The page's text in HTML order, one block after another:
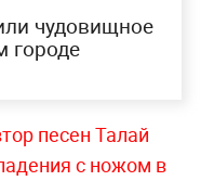
чудовищное
городе
песен Талай
с ножом в